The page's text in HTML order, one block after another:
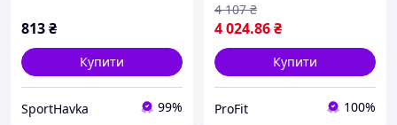
813₴
Купити
SportHavka 99%
4 024.86₴
4 107 ₴
Купити
ProFit 100%